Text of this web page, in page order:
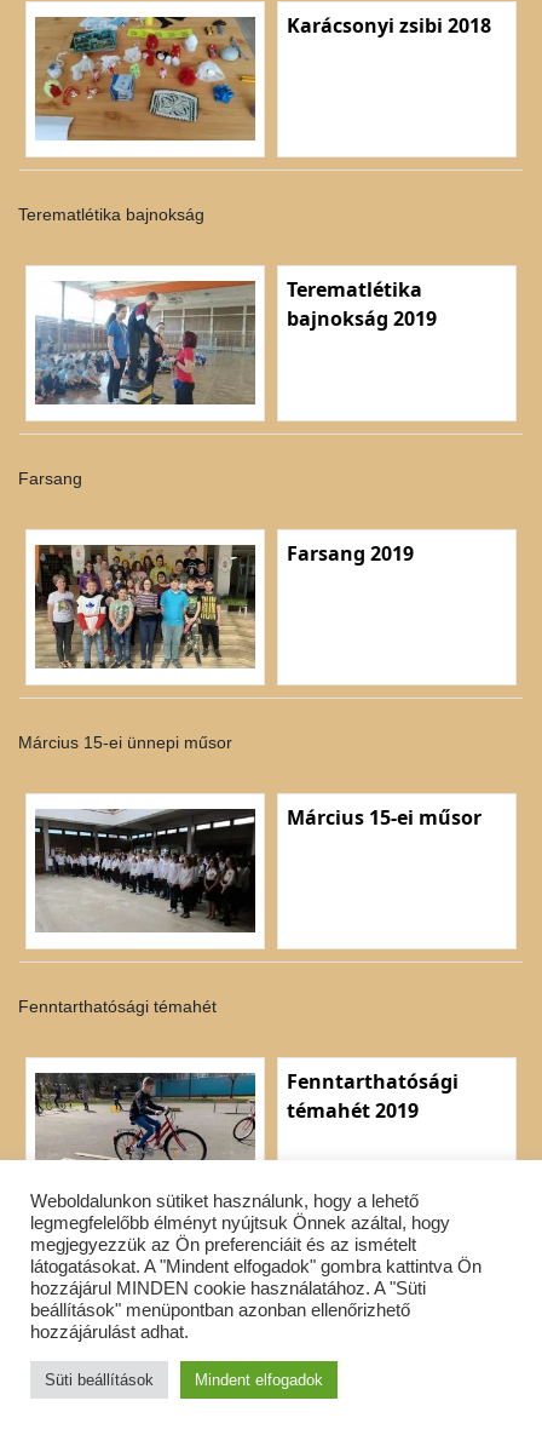
Karácsonyi zsibi 2018
Terematlétika bajnokság
Terematlétika
bajnokság 2019
Farsang
Farsang 2019
Március 15-ei ünnepi műsor
Március 15-ei műsor
Fenntarthatósági témahét
Fenntarthatósági
témahét 2019
Diáknap 2019
Weboldalunkon sütiket használunk, hogy a lehető
legmegfelelőbb élményt nyújtsuk Önnek azáltal, hogy
megjegyezzük az Ön preferenciáit és az ismételt
látogatásokat. A "Mindent elfogadok" gombra kattintva Ön
hozzájárul MINDEN cookie használatához. A "Süti
beállítások" menüpontban azonban ellenőrizhető
hozzájárulást adhat.
Süti beállítások Mindent elfogadok